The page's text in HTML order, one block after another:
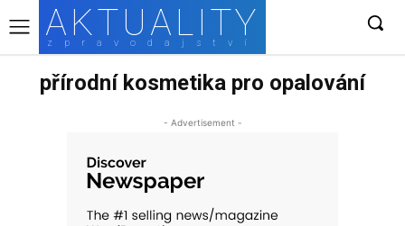
AKTUALITY
zpravodajství
přírodní kosmetika pro opalování
- Advertisement -